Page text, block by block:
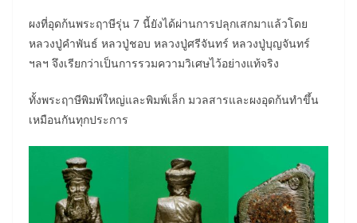
ผงที่อุดก้นพระฤาษีรุ่น 7 นี้ยังได้ผ่านการปลุกเสกมาแล้วโดย
หลวงปู่คำพันธ์ หลวปู่ชอบ หลวงปู่ศรีจันทร์ หลวงปู่บุญจันทร์
ฯลฯ จึงเรียกว่าเป็นการรวมความวิเศษไว้อย่างแท้จริง
ทั้งพระฤาษีพิมพ์ใหญ่และพิมพ์เล็ก มวลสารและผงอุดก้นทำขึ้น
เหมือนกันทุกประการ